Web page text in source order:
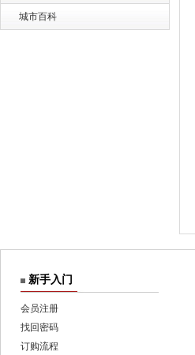
城市百科
新手入门
会员注册
找回密码
订购流程